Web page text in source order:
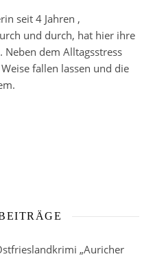
seit 4 Jahren ,
und durch, hat hier ihre
Neben dem Alltagsstress
fallen lassen und die
„Auricher